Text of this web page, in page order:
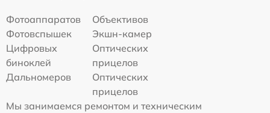
Фотоаппаратов
Объективов
Фотовспышек
Экшн-камер
Цифровых
биноклей
Оптических
прицелов
Дальномеров
Оптических
прицелов
Мы занимаемся ремонтом и техническим